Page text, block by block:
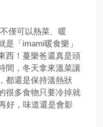
僅可以熱菜、暖
「imami暖食樂」
西！蔓樂爸還真是頭
間，冬天拿來溫菜讓
都還是保持溫熱狀
很多食物只要冷掉就
好，味道還是會影